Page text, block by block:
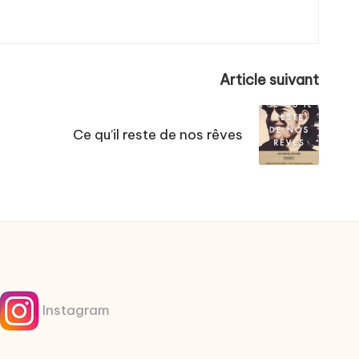
Article suivant
Ce qu’il reste de nos rêves
Instagram